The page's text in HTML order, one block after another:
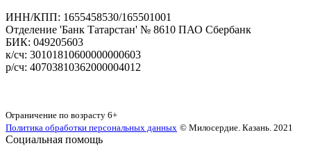
‌ИНН/КПП: 1655458530/165501001
Отделение 'Банк Татарстан' № 8610 ПАО Сбербанк
БИК: 049205603
‌к/сч: 30101810600000000603
р/сч: 40703810362000004012
Ограничение по возрасту 6+
Политика обработки персональных данных © Милосердие. Казань. 2021
Социальная помощь